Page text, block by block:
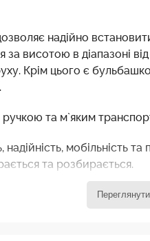
надійно
висотою в діапазоні
Крім цього є
та м`яким
мобільність
та розбирається.
візком та подвійними